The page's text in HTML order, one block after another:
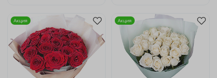
Акция Акция